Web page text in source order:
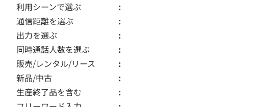
利用シーンで選ぶ
通信距離を選ぶ
出力を選ぶ
同時通話人数を選ぶ
販売/レンタル/リース
新品/中古
生産終了品を含む